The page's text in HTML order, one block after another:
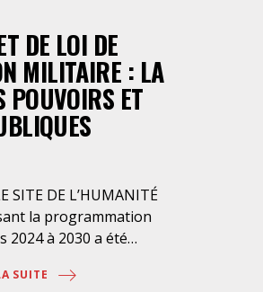
DE LOI DE
MILITAIRE : LA
POUVOIRS ET
SITE DE L’HUMANITÉ
la programmation
2024 à 2030 a été
à
SUITE